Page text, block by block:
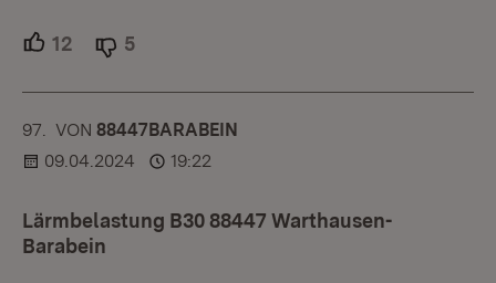
12 Unterstützer.
5
97. KOMMENTAR
VON :88447BARABEIN
09.04.2024
19:22
Lärmbelastung B30 88447 Warthausen-
Barabein